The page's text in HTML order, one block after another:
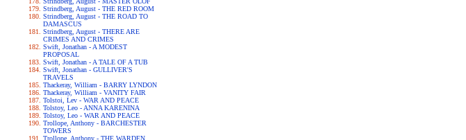
Strindberg, August - THE RED ROOM
Strindberg, August - THE ROAD TO
DAMASCUS
Strindberg, August - THERE ARE
CRIMES AND CRIMES
Swift, Jonathan - A MODEST
PROPOSAL
Swift, Jonathan - A TALE OF A TUB
Swift, Jonathan - GULLIVER'S
TRAVELS
Thackeray, William - BARRY LYNDON
Thackeray, William - VANITY FAIR
Tolstoi, Lev - WAR AND PEACE
Tolstoy, Leo - ANNA KARENINA
Tolstoy, Leo - WAR AND PEACE
Trollope, Anthony - BARCHESTER
TOWERS
Trollope, Anthony - THE WARDEN